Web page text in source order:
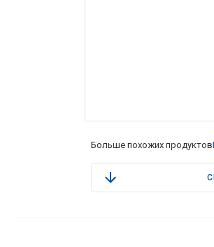
Больше похожих продуктов